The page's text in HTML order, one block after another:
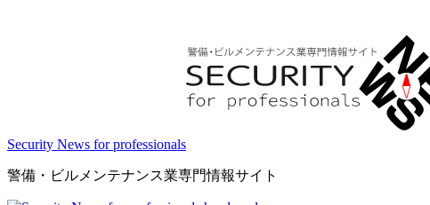
Security News for professionals
警備・ビルメンテナンス業専門情報サイト